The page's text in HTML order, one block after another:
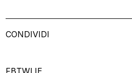
CONDIVIDI